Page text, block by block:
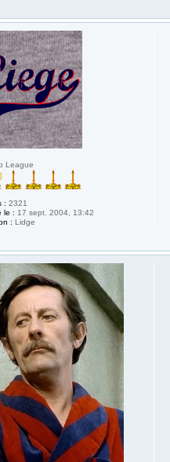
League
: 2321
le : 17 sept. 2004, 13:42
: Lidge